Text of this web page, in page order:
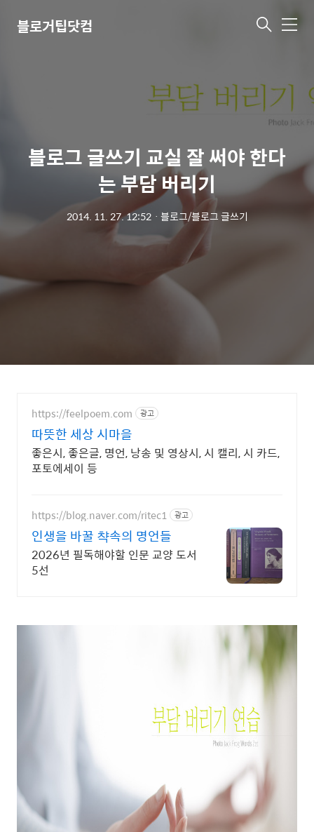
블로거팁닷컴 메
블로그 글쓰기 교실 잘 써야 한다
는 부담 버리기
2014. 11. 27. 12:52ㆍ 블로그/블로그 글쓰기
https://feelpoem.com 광고
따뜻한 세상 시마을
좋은시, 좋은글, 명언, 낭송 및 영상시, 시 캘리, 시 카드,
포토에세이 등
https://blog.naver.com/ritec1 광고
인생을 바꿀 챡속의 명언들
2026년 필독해야할 인문 교양 도서
5선